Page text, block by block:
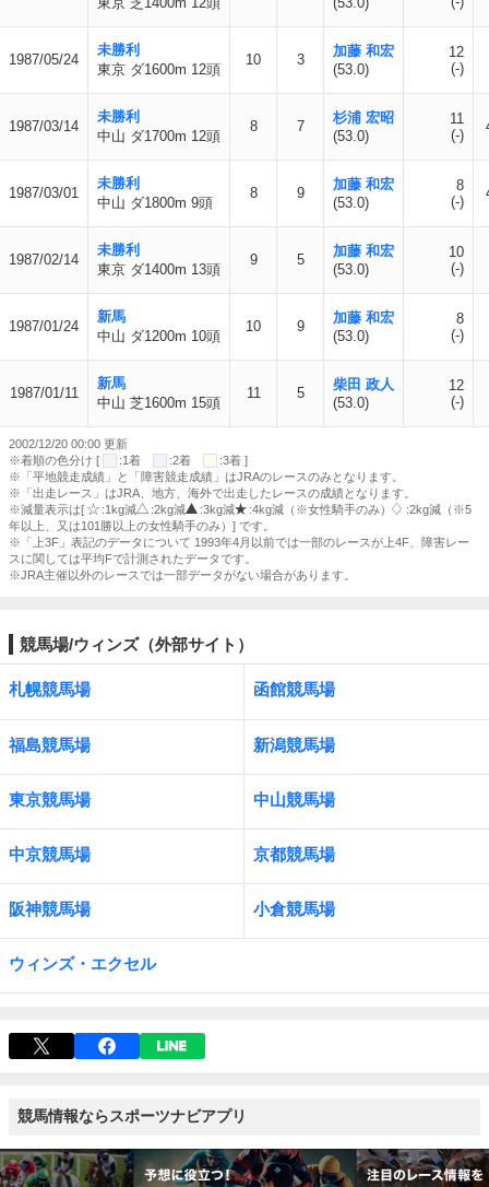
1987/05/24
未勝利
東京 ダ1600m 12頭
10 3
加藤 和宏
(53.0)
12
(-)
1987/03/14
未勝利
中山 ダ1700m 12頭
8 7
杉浦 宏昭
(53.0)
11
(-)
1987/03/01
未勝利
中山 ダ1800m 9頭
8 9
加藤 和宏
(53.0)
8
(-)
1987/02/14
未勝利
東京 ダ1400m 13頭
9 5
加藤 和宏
(53.0)
10
(-)
1987/01/24
新馬
中山 ダ1200m 10頭
10 9
加藤 和宏
(53.0)
8
(-)
1987/01/11
新馬
中山 芝1600m 15頭
11 5
柴田 政人
(53.0)
12
(-)
2002/12/20 00:00 更新
※着順の色分け [
:1着 :2着
:3着 ]
※「平地競走成績」と「障害競走成績」はJRAのレースのみとなります。
※「出走レース」はJRA、地方、海外で出走したレースの成績となります。
※減量表示は[
:1kg減 :2kg減 :3kg減 :4kg減（※女性騎手のみ）
:2kg減（※5
年以上、又は101勝以上の女性騎手のみ）] です。
※「上3F」表記のデータについて 1993年4月以前では一部のレースが上4F、障害レー
スに関しては平均Fで計測されたデータです。
※JRA主催以外のレースでは一部データがない場合があります。
競馬場/ウィンズ（外部サイト）
札幌競馬場 函館競馬場
福島競馬場 新潟競馬場
東京競馬場 中山競馬場
中京競馬場 京都競馬場
阪神競馬場 小倉競馬場
ウィンズ・エクセル
競馬情報ならスポーツナビアプリ